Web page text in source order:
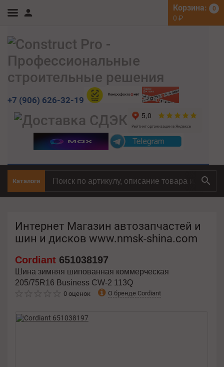
Корзина: 0
0 ₽
+7 (906) 626-32-19
Каталоги
Интернет Магазин автозапчастей и
шин и дисков www.nmsk-shina.com
Cordiant 651038197
Шина зимняя шипованная коммерческая
205/75R16 Business CW-2 113Q
0 оценок О бренде Cordiant